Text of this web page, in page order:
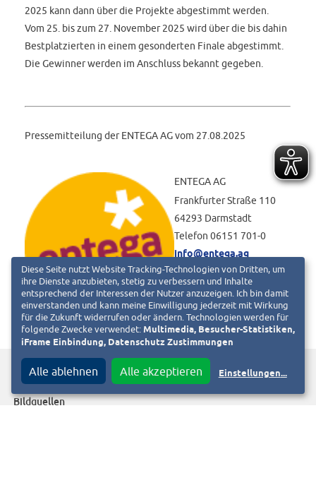
2025 kann dann über die Projekte abgestimmt werden.
Vom 25. bis zum 27. November 2025 wird über die bis dahin
Bestplatzierten in einem gesonderten Finale abgestimmt.
Die Gewinner werden im Anschluss bekannt gegeben.
Pressemitteilung der ENTEGA AG vom 27.08.2025
ENTEGA AG
Frankfurter Straße 110
64293 Darmstadt
Telefon 06151 701-0
info@entega.ag
Diesen Beitrag teilen auf f T
Bildquellen
Diese Seite nutzt Website Tracking-Technologien von Dritten, um
ihre Dienste anzubieten, stetig zu verbessern und Inhalte
entsprechend der Interessen der Nutzer anzuzeigen. Ich bin damit
einverstanden und kann meine Einwilligung jederzeit mit Wirkung
für die Zukunft widerrufen oder ändern. Technologien werden für
folgende Zwecke verwendet: Multimedia, Besucher-Statistiken,
iFrame Einbindung, Datenschutz Zustimmungen
Alle ablehnen Alle akzeptieren Einstellungen...